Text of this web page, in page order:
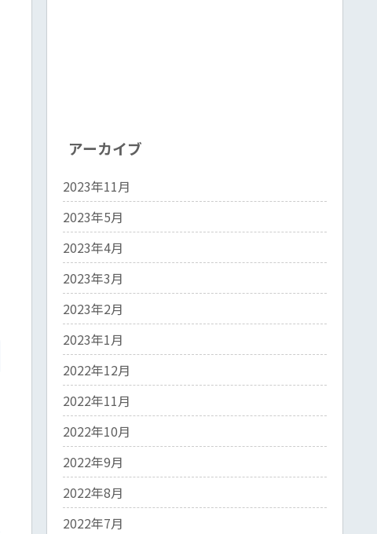
アーカイブ
2023年11月
2023年5月
2023年4月
2023年3月
2023年2月
2023年1月
2022年12月
2022年11月
2022年10月
2022年9月
2022年8月
2022年7月